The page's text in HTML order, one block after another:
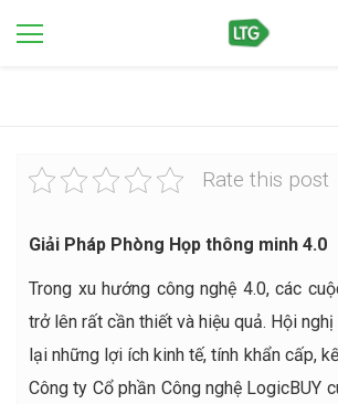
Rate this post
Giải Pháp Phòng Họp thông minh 4.0
Trong xu hướng công nghệ 4.0, các
trở lên rất cần thiết và hiệu quả. Hội nghị
lại những lợi ích kinh tế, tính khẩn cấp,
Công ty Cổ phần Công nghệ LogicBUY